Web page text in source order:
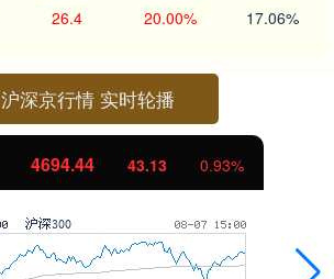
26.4 20.00% 17.06%
沪深京行情 实时轮播
4694.44 43.13 0.93%